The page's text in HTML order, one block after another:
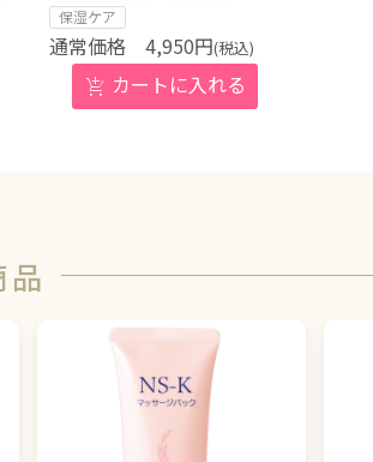
保湿ケア
4,950円(税込)